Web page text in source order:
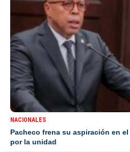
NACIONALES
Pacheco frena su aspiración en
por la unidad